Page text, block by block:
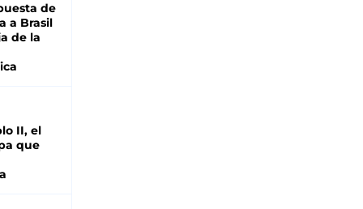
de
a Brasil
de la
II, el
que